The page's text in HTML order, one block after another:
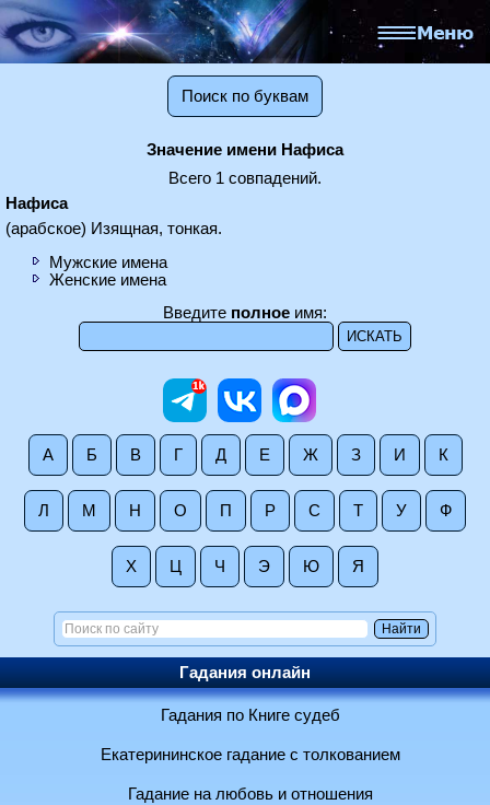
Поиск по буквам
Значение имени Нафиса
Всего 1 совпадений.
Нафиса
(арабское) Изящная, тонкая.
Мужские имена
Женские имена
Введите полное имя:
А Б В Г Д Е Ж З И К
Л М Н О П Р С Т У Ф
Х Ц Ч Э Ю Я
Гадания онлайн
Гадания по Книге судеб
Екатерининское гадание с толкованием
Гадание на любовь и отношения